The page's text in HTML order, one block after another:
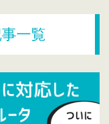
一覧